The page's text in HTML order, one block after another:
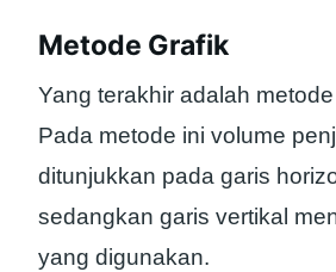
Metode Grafik
Yang terakhir adalah
Pada metode ini volume
ditunjukkan pada garis
sedangkan garis vertikal
yang digunakan.